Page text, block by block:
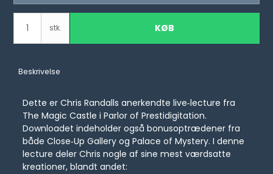
stk. KØB
Beskrivelse
Dette er Chris Randalls anerkendte live‑lecture fra
The Magic Castle i Parlor of Prestidigitation.
Downloadet indeholder også bonusoptrædener fra
både Close‑Up Gallery og Palace of Mystery. I denne
lecture deler Chris nogle af sine mest værdsatte
kreationer, blandt andet: